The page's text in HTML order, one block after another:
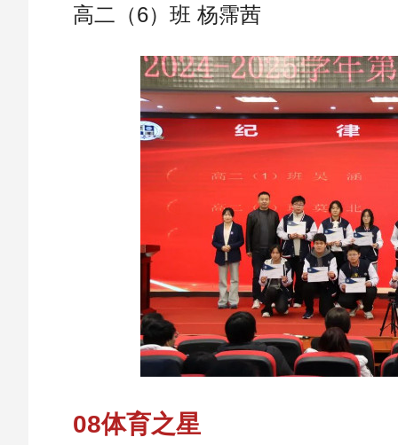
高二（6）班 杨霈茜
08体育之星